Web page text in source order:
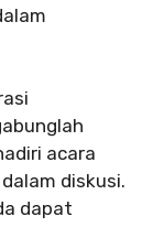
acara
diskusi.
dapat